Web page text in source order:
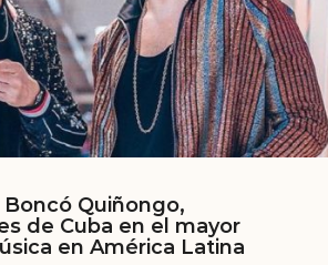
Boncó Quiñongo,
de Cuba en el mayor
en América Latina